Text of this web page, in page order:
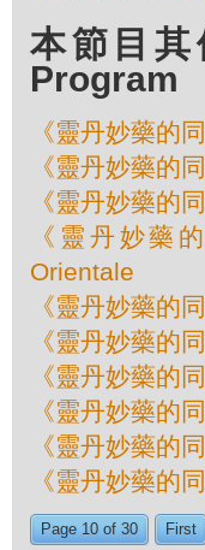
本節目
Program
《靈丹妙藥的
《靈丹妙藥的
《靈丹妙藥的
《靈丹妙藥
Orientale
《靈丹妙藥的
《靈丹妙藥的
《靈丹妙藥的
《靈丹妙藥的
《靈丹妙藥的
《靈丹妙藥的
Page 10 of 30 First